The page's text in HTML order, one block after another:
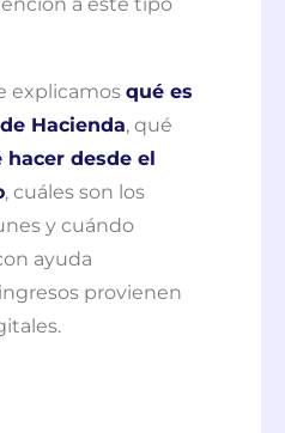
explicamos qué es
Hacienda, qué
hacer desde el
, cuáles son los
y cuándo
ayuda
provienen